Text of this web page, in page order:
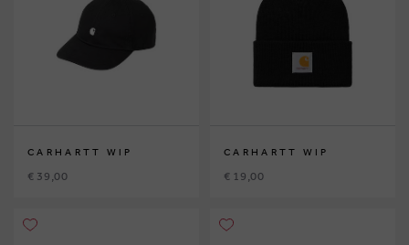
CARHARTT WIP
€ 39,00
CARHARTT WIP
€ 19,00